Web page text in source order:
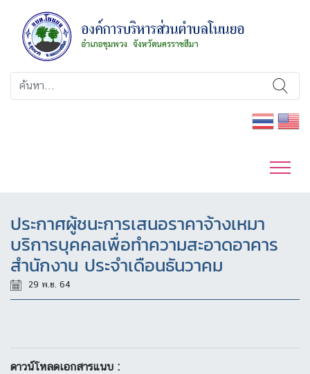
ประกาศผู้ชนะการเสนอราคาจ้างเหมา
บริการบุคคลเพื่อทำความสะอาดอาคาร
สำนักงาน ประจำเดือนธันวาคม
29 พ.ย. 64
ดาวน์โหลดเอกสารแนบ :